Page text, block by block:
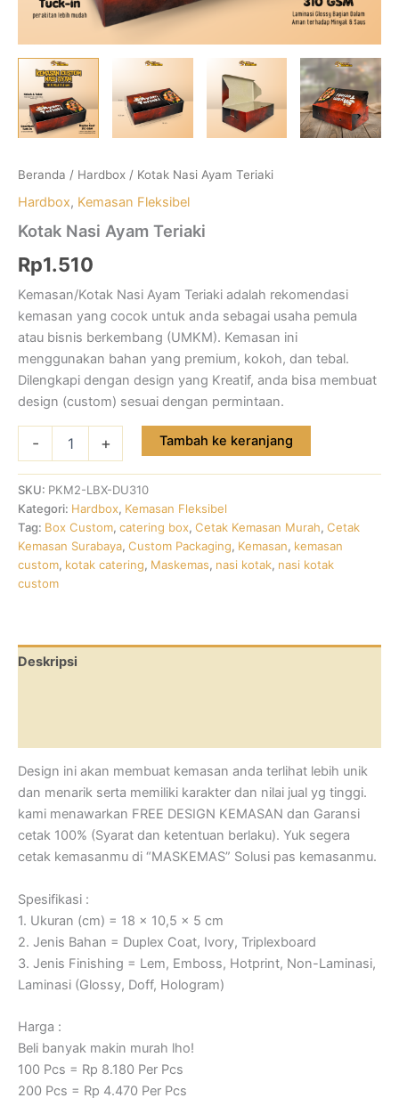
Beranda / Hardbox / Kotak Nasi Ayam Teriaki
Hardbox, Kemasan Fleksibel
Kotak Nasi Ayam Teriaki
Rp1.510
Kemasan/Kotak Nasi Ayam Teriaki adalah rekomendasi
kemasan yang cocok untuk anda sebagai usaha pemula
atau bisnis berkembang (UMKM). Kemasan ini
menggunakan bahan yang premium, kokoh, dan tebal.
Dilengkapi dengan design yang Kreatif, anda bisa membuat
design (custom) sesuai dengan permintaan.
- + Tambah ke keranjang
SKU: PKM2-LBX-DU310
Kategori: Hardbox, Kemasan Fleksibel
Tag: Box Custom, catering box, Cetak Kemasan Murah, Cetak
Kemasan Surabaya, Custom Packaging, Kemasan, kemasan
custom, kotak catering, Maskemas, nasi kotak, nasi kotak
custom
Deskripsi
Design ini akan membuat kemasan anda terlihat lebih unik
dan menarik serta memiliki karakter dan nilai jual yg tinggi.
kami menawarkan FREE DESIGN KEMASAN dan Garansi
cetak 100% (Syarat dan ketentuan berlaku). Yuk segera
cetak kemasanmu di “MASKEMAS” Solusi pas kemasanmu.
Spesifikasi :
1. Ukuran (cm) = 18 x 10,5 x 5 cm
2. Jenis Bahan = Duplex Coat, Ivory, Triplexboard
3. Jenis Finishing = Lem, Emboss, Hotprint, Non-Laminasi,
Laminasi (Glossy, Doff, Hologram)
Harga :
Beli banyak makin murah lho!
100 Pcs = Rp 8.180 Per Pcs
200 Pcs = Rp 4.470 Per Pcs